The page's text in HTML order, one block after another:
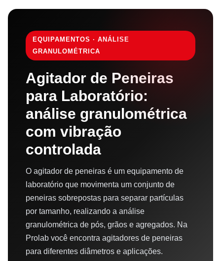
EQUIPAMENTOS · ANÁLISE
GRANULOMÉTRICA
Agitador de Peneiras
para Laboratório:
análise granulométrica
com vibração
controlada
O agitador de peneiras é um equipamento de
laboratório que movimenta um conjunto de
peneiras sobrepostas para separar partículas
por tamanho, realizando a análise
granulométrica de pós, grãos e agregados. Na
Prolab você encontra agitadores de peneiras
para diferentes diâmetros e aplicações.